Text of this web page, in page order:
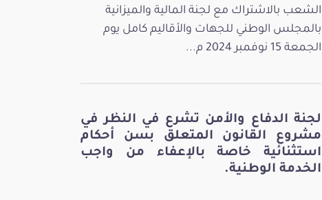
الشعب بالاشتراك مع لجنة المالية والميزانية
بالمجلس الوطني للجهات والأقاليم كامل يوم
الجمعة 15 نوفمبر 2024 م...
لجنة الدفاع والأمن تشرع في النظر في
مشروع القانون المتعلق بسن أحكام
استثنائية خاصة بالإعفاء من واجب
الخدمة الوطنية.